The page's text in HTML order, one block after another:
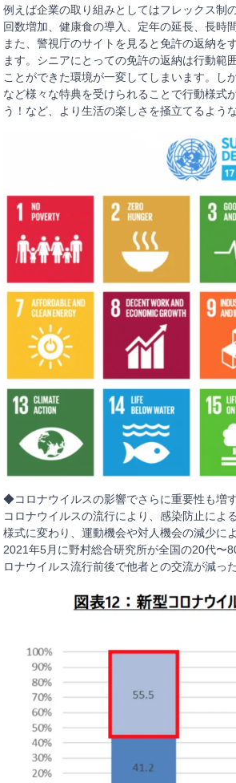
例えば企業の取り組みとしてはフレックス制
回数増加、健康食の導入、定年の延長、長時
また、警視庁のサイトを見ると免許の返納を
ます。シニアにとっての免許の返納は行動範
ことができた環境が一変してしまいます。し
など様々な特典を受けられることで行動様式
う！など、より生活の楽しさを掻立てるよう
◆コロナウイルスの影響でさらに重要性も増
コロナウイルスの流行により、感染防止によ
様式に変わり、運動機会や対人機会の減少に
2021年5月に野村総合研究所が全国の20代〜
ロナウイルス流行前後で他者との交流が減っ